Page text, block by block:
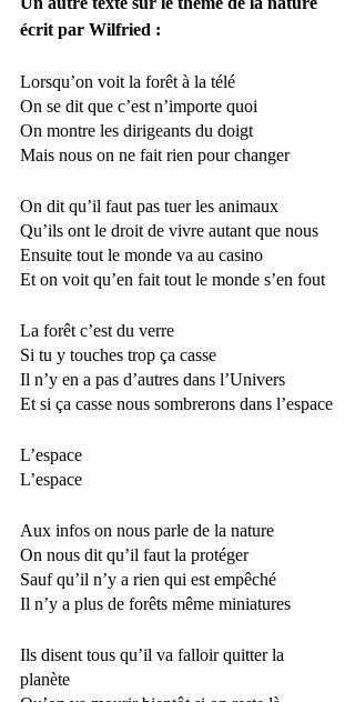
écrit par Wilfried :
Lorsqu’on voit la forêt à la télé
On se dit que c’est n’importe quoi
On montre les dirigeants du doigt
Mais nous on ne fait rien pour changer
On dit qu’il faut pas tuer les animaux
Qu’ils ont le droit de vivre autant que nous
Ensuite tout le monde va au casino
Et on voit qu’en fait tout le monde s’en fout
La forêt c’est du verre
Si tu y touches trop ça casse
Il n’y en a pas d’autres dans l’Univers
Et si ça casse nous sombrerons dans l’espace
L’espace
L’espace
Aux infos on nous parle de la nature
On nous dit qu’il faut la protéger
Il n’y a plus de forêts même miniatures
Ils disent tous qu’il va falloir quitter la
planète